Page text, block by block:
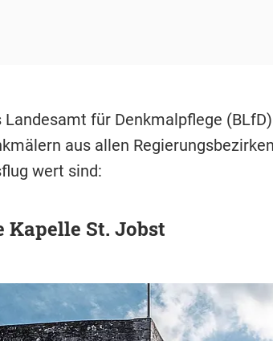
Landesamt für Denkmalpflege
aus allen
wert sind:
Kapelle St. Jobst